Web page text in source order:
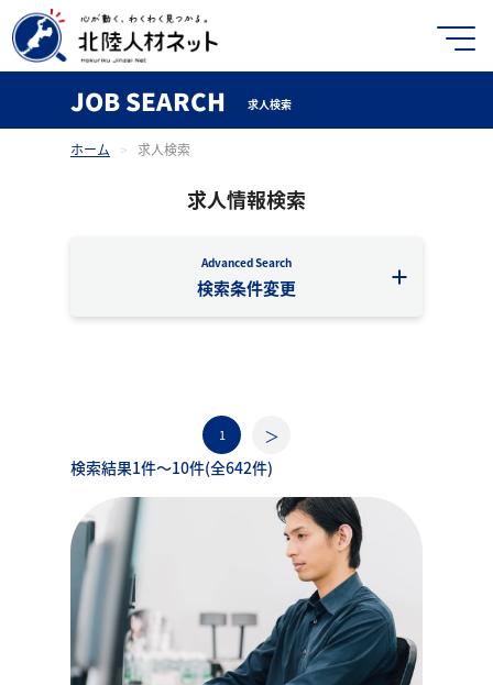
JOB SEARCH 求人検索
ホーム > 求人検索
求人情報検索
Advanced Search
検索条件変更
1
検索結果1件〜10件(全642件)